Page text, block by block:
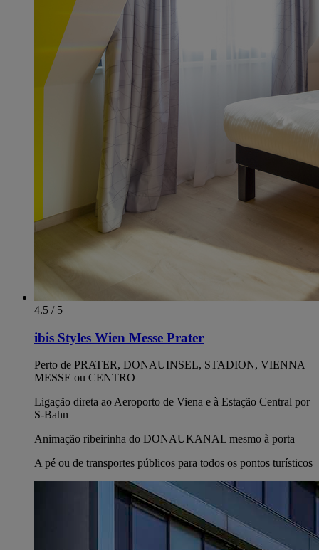
4.5 / 5
ibis Styles Wien Messe Prater
Perto de PRATER, DONAUINSEL, STADION, VIENNA
MESSE ou CENTRO
Ligação direta ao Aeroporto de Viena e à Estação Central por
S-Bahn
Animação ribeirinha do DONAUKANAL mesmo à porta
A pé ou de transportes públicos para todos os pontos turísticos